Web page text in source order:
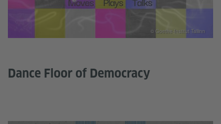
Dance Floor of Democracy
© Goethe-Institut Tallinn